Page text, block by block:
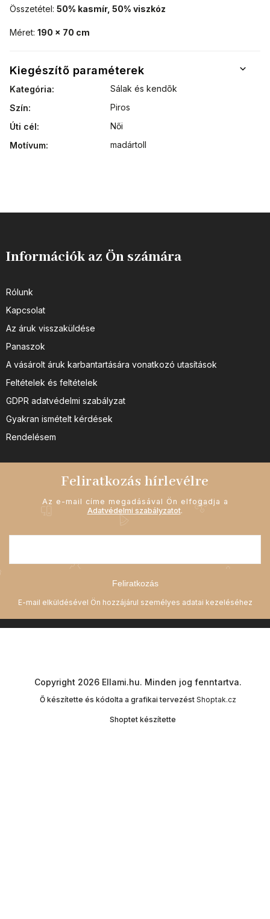
Összetétel: 50% kasmír, 50% viszkóz
Méret: 190 x 70 cm
Kiegészítő paraméterek
Kategória:
Sálak és kendõk
Szín:
Piros
Úti cél:
Női
Motívum: madártoll
Információk az Ön számára
Rólunk
Kapcsolat
Az áruk visszaküldése
Panaszok
A vásárolt áruk karbantartására vonatkozó utasítások
Feltételek és feltételek
GDPR adatvédelmi szabályzat
Gyakran ismételt kérdések
Rendelésem
Feliratkozás hírlevélre
Az e-mail címe megadásával Ön elfogadja a
Adatvédelmi szabályzatot.
Feliratkozás
Shoptet készítette
Copyright 2026 Ellami.hu. Minden jog fenntartva.
Ő készítette és kódolta a grafikai tervezést Shoptak.cz